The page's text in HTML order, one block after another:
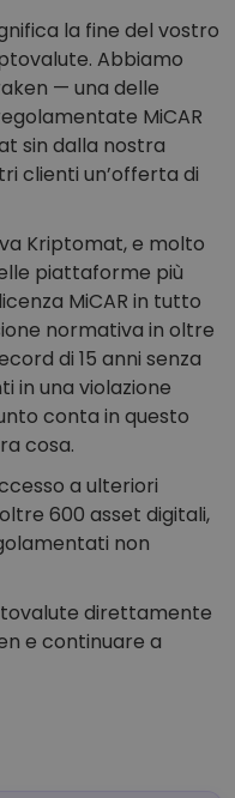
la fine del vostro
Abbiamo
— una delle
MiCAR
sin dalla nostra
clienti un’offerta di
Kriptomat, e molto
piattaforme più
MiCAR in tutto
normativa in oltre
di 15 anni senza
in una violazione
conta in questo
cosa.
a ulteriori
600 asset digitali,
non
direttamente
e continuare a